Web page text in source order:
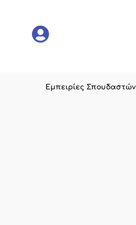
Εμπειρίες Σπουδαστών